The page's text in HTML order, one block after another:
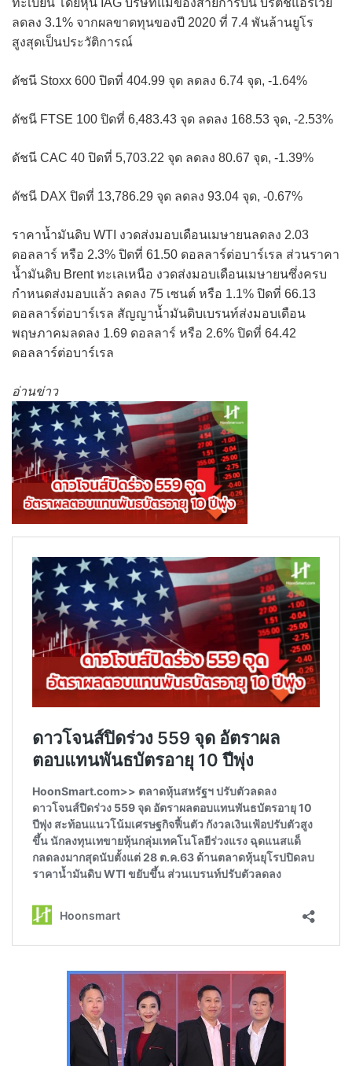
ลดลง 3.1% จากผลขาดทุนของปี 2020 ที่ 7.4 พันล้านยูโร
สูงสุดเป็นประวัติการณ์
ดัชนี Stoxx 600 ปิดที่ 404.99 จุด ลดลง 6.74 จุด, -1.64%
ดัชนี FTSE 100 ปิดที่ 6,483.43 จุด ลดลง 168.53 จุด, -2.53%
ดัชนี CAC 40 ปิดที่ 5,703.22 จุด ลดลง 80.67 จุด, -1.39%
ดัชนี DAX ปิดที่ 13,786.29 จุด ลดลง 93.04 จุด, -0.67%
ราคาน้ำมันดิบ WTI งวดส่งมอบเดือนเมษายนลดลง 2.03
ดอลลาร์ หรือ 2.3% ปิดที่ 61.50 ดอลลาร์ต่อบาร์เรล ส่วนราคา
น้ำมันดิบ Brent ทะเลเหนือ งวดส่งมอบเดือนเมษายนซึ่งครบ
กำหนดส่งมอบแล้ว ลดลง 75 เซนต์ หรือ 1.1% ปิดที่ 66.13
ดอลลาร์ต่อบาร์เรล สัญญาน้ำมันดิบเบรนท์ส่งมอบเดือน
พฤษภาคมลดลง 1.69 ดอลลาร์ หรือ 2.6% ปิดที่ 64.42
ดอลลาร์ต่อบาร์เรล
อ่านข่าว